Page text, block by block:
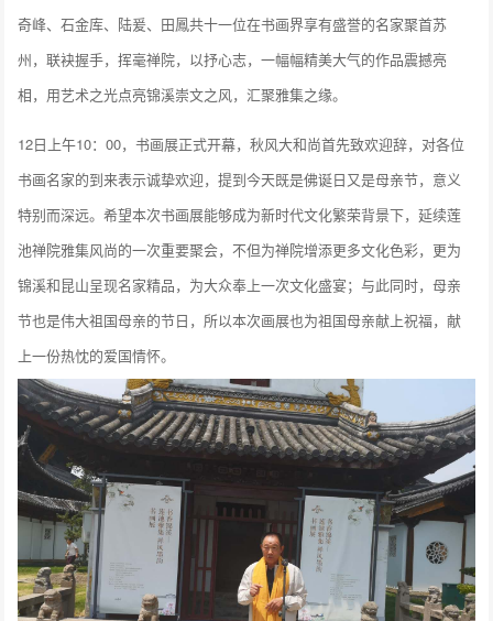
奇峰、石金库、陆爰、田鳳共十一位在书画界享有盛誉的名家聚首苏
州，联袂握手，挥毫禅院，以抒心志，一幅幅精美大气的作品震撼亮
相，用艺术之光点亮锦溪崇文之风，汇聚雅集之缘。
12日上午10：00，书画展正式开幕，秋风大和尚首先致欢迎辞，对各位
书画名家的到来表示诚挚欢迎，提到今天既是佛诞日又是母亲节，意义
特别而深远。希望本次书画展能够成为新时代文化繁荣背景下，延续莲
池禅院雅集风尚的一次重要聚会，不但为禅院增添更多文化色彩，更为
锦溪和昆山呈现名家精品，为大众奉上一次文化盛宴；与此同时，母亲
节也是伟大祖国母亲的节日，所以本次画展也为祖国母亲献上祝福，献
上一份热忱的爱国情怀。